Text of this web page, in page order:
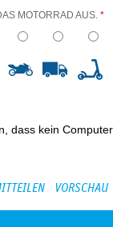
MOTORRAD AUS. *
dass kein Computer